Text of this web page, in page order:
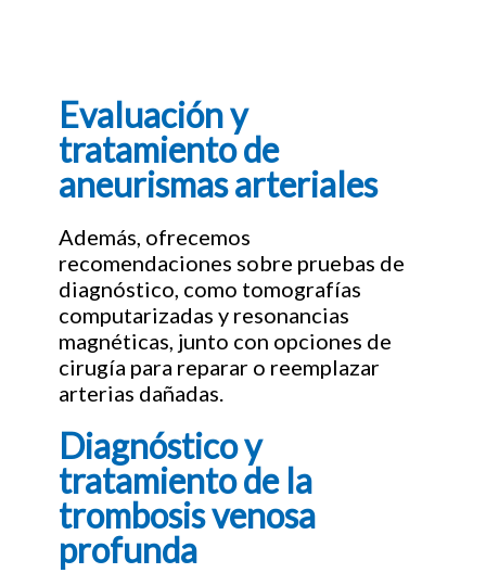
Evaluación y
tratamiento de
aneurismas arteriales
Además, ofrecemos
recomendaciones sobre pruebas de
diagnóstico, como tomografías
computarizadas y resonancias
magnéticas, junto con opciones de
cirugía para reparar o reemplazar
arterias dañadas.
Diagnóstico y
tratamiento de la
trombosis venosa
profunda